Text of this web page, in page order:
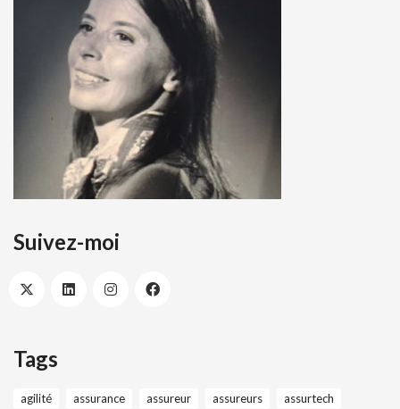
Suivez-moi
Tags
agilité assurance assureur assureurs
assurtech